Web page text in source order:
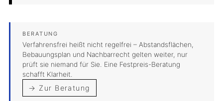
Verfahrensfrei heißt nicht regelfrei – Abstandsflächen,
Bebauungsplan und Nachbarrecht gelten weiter, nur
prüft sie niemand für Sie. Eine Festpreis-Beratung
schafft Klarheit.
→ Zur Beratung